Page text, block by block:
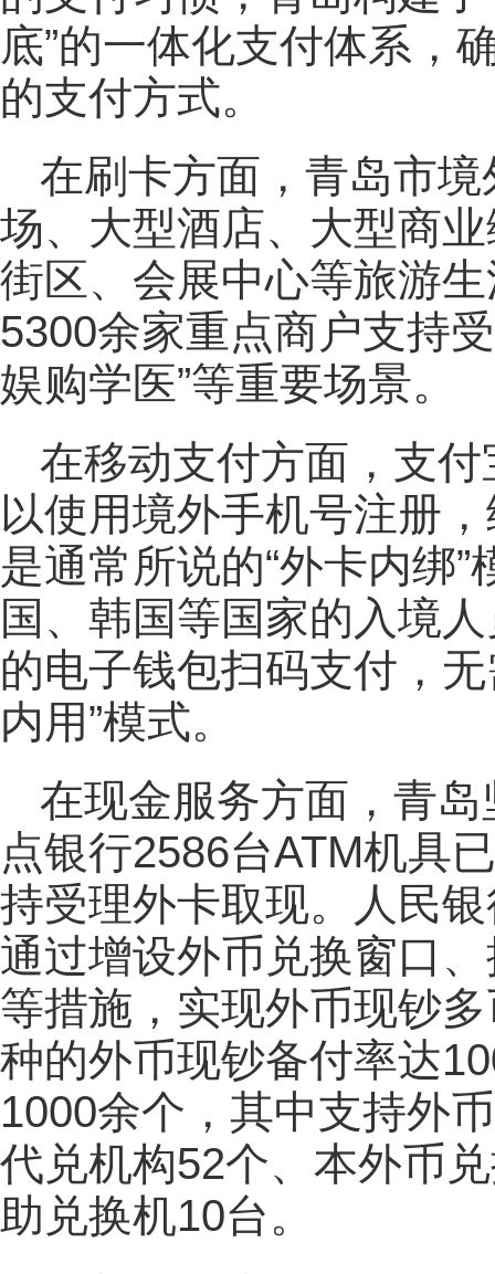
底”的一体化支付体系，
的支付方式。
在刷卡方面，青岛市
场、大型酒店、大型商
街区、会展中心等旅游
5300余家重点商户支持
娱购学医”等重要场景。
在移动支付方面，支
以使用境外手机号注册
是通常所说的“外卡内绑
国、韩国等国家的入境
的电子钱包扫码支付，
内用”模式。
在现金服务方面，青岛
点银行2586台ATM机具
持受理外卡取现。人民
通过增设外币兑换窗口
等措施，实现外币现钞
种的外币现钞备付率达
1000余个，其中支持外
代兑机构52个、本外币
助兑换机10台。